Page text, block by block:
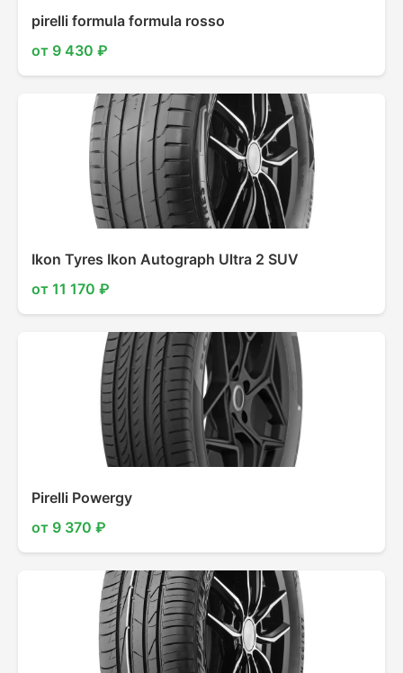
pirelli formula formula rosso
от 9 430 ₽
Ikon Tyres Ikon Autograph Ultra 2 SUV
от 11 170 ₽
Pirelli Powergy
от 9 370 ₽